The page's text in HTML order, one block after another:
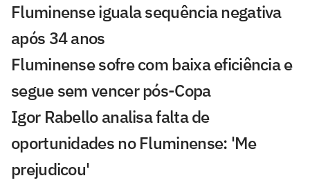
Fluminense iguala sequência negativa
após 34 anos
Fluminense sofre com baixa eficiência e
segue sem vencer pós-Copa
Igor Rabello analisa falta de
oportunidades no Fluminense: 'Me
prejudicou'